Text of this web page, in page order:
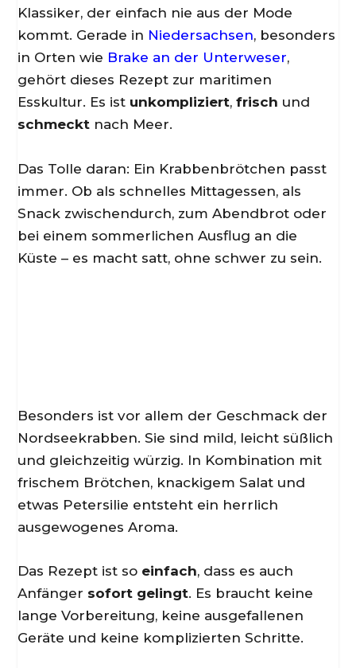
Klassiker, der einfach nie aus der Mode
kommt. Gerade in Niedersachsen, besonders
in Orten wie Brake an der Unterweser,
gehört dieses Rezept zur maritimen
Esskultur. Es ist unkompliziert,frisch und
schmeckt nach Meer.
Das Tolle daran: Ein Krabbenbrötchen passt
immer. Ob als schnelles Mittagessen, als
Snack zwischendurch, zum Abendbrot oder
bei einem sommerlichen Ausflug an die
Küste – es macht satt, ohne schwer zu sein.
Besonders ist vor allem der Geschmack der
Nordseekrabben. Sie sind mild, leicht süßlich
und gleichzeitig würzig. In Kombination mit
frischem Brötchen, knackigem Salat und
etwas Petersilie entsteht ein herrlich
ausgewogenes Aroma.
Das Rezept ist so einfach, dass es auch
Anfänger sofort gelingt. Es braucht keine
lange Vorbereitung, keine ausgefallenen
Geräte und keine komplizierten Schritte.